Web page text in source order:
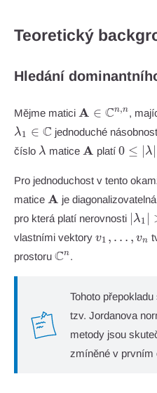
Teoretický
Hledání
Mějme matici \mathbf{A}
A ∈ Cn,n,
λ1 ∈ C jednoduché
číslo \lambda
λ matice \mathbf{A}
A platí 0 \leq
<
0 ≤ ∣λ∣
Pro jednoduchost v tento
matice \mathbf{A}
A je
pro která platí nerovnosti
>
∣λ1 ∣
vlastními vektory v1 , … , vn
prostoru \mathbb{C}^n
Cn.
Tohoto
tzv. Jordanova
metody jsou
zmíněné v prvním